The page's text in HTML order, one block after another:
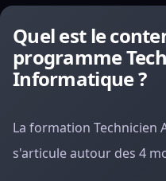
Quel est le
programme
Informatique ?
La formation Technicien
s'articule autour des 4